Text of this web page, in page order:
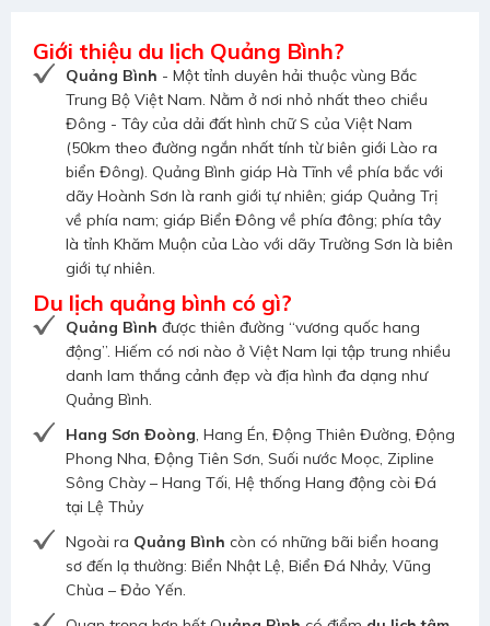
Giới thiệu du lịch Quảng Bình?
Quảng Bình - Một tỉnh duyên hải thuộc vùng Bắc
Trung Bộ Việt Nam. Nằm ở nơi nhỏ nhất theo chiều
Đông - Tây của dải đất hình chữ S của Việt Nam
(50km theo đường ngắn nhất tính từ biên giới Lào ra
biển Đông). Quảng Bình giáp Hà Tĩnh về phía bắc với
dãy Hoành Sơn là ranh giới tự nhiên; giáp Quảng Trị
về phía nam; giáp Biển Đông về phía đông; phía tây
là tỉnh Khăm Muộn của Lào với dãy Trường Sơn là biên
giới tự nhiên.
Du lịch quảng bình có gì?
Quảng Bình được thiên đường “vương quốc hang
động”. Hiếm có nơi nào ở Việt Nam lại tập trung nhiều
danh lam thắng cảnh đẹp và địa hình đa dạng như
Quảng Bình.
Hang Sơn Đoòng, Hang Én, Động Thiên Đường, Động
Phong Nha, Động Tiên Sơn, Suối nước Moọc, Zipline
Sông Chày – Hang Tối, Hệ thống Hang động còi Đá
tại Lệ Thủy
Ngoài ra Quảng Bình còn có những bãi biển hoang
sơ đến lạ thường: Biển Nhật Lệ, Biển Đá Nhảy, Vũng
Chùa – Đảo Yến.